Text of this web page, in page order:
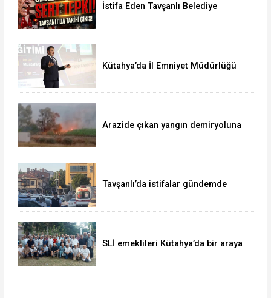
İstifa Eden Tavşanlı Belediye
Kütahya’da İl Emniyet Müdürlüğü
Arazide çıkan yangın demiryoluna
Tavşanlı’da istifalar gündemde
SLİ emeklileri Kütahya’da bir araya